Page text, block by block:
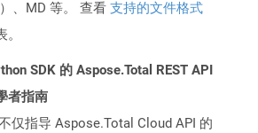
、MD 等。 查看 支持的文件格式
SDK 的 Aspose.Total REST API
者指南
仅指导 Aspose.Total Cloud API 的